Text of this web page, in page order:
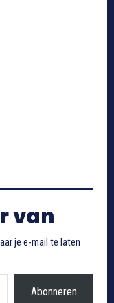
van
je e-mail te laten
Abonneren